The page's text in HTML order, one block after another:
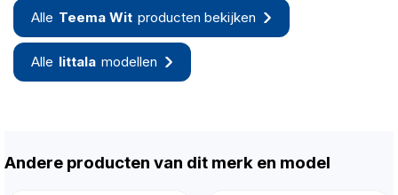
Alle Teema Wit producten bekijken
Alle Iittala modellen
Andere producten van dit merk en model